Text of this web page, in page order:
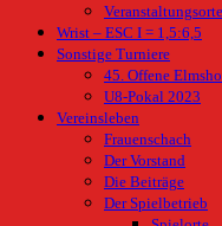
Veranstaltungsorte
Wrist – ESC I = 1,5:6,5
Sonstige Turniere
45. Offene
U8-Pokal 2023
Vereinsleben
Frauenschach
Der Vorstand
Die Beiträge
Der Spielbetrieb